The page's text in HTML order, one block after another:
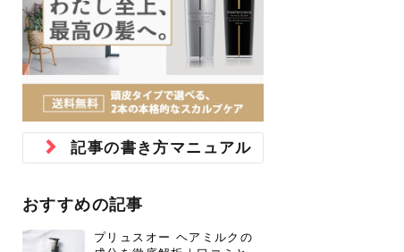
花粉で髪がパサパサするの
はなぜ？原因と落とし方・
防ぎ方を紹介
広がる、手触りが悪いと感じた経験は
肌に合う髪色、どう見つけ
る？「イエベ」「ブルベ」
診断と...
らったのに、家に帰って鏡を見たら、
40代のパーマがダレる原因
とは？自宅でできる復活術
と長...
ールがダレてしまったと感じている方
前髪を薄くするための美容
院の頼み方とは？失敗しな
いため...
だと思っている人は、前髪を早く変え
ヘッドスパで頭皮をケアし
よう！ヘッドスパの効果と
おすすめの人
アもせずに放っておくとダメージが蓄
ストレスで髪の毛はどう変
わる？抜け毛・パサつきの
原因と...
や、抜け毛が増えたと悩んでいる方
は、スト...
40代の髪を悩みに最適！韓
国発「ダリーフ」でヘアセ
ット...
思っていないでしょうか？ダリーフの
「おしゃれ」と「身だしな
み」は違う。相手に信頼感
を与え...
識するのが「身だしなみ」です。特に
エステの勧誘が怖い人へ。
断ることは悪くない。自分
を守る...
験エステに行ってみたいけど、『押し
「今さら」なんて言わせな
い。40代のVIO・顔脱毛、
賢...
とが気になり始めたけど、「今から脱
オフィスネイルでも「キラ
キラ」はOK？派手に見えな
い上...
を見て、気分が上がるという心ときめ
ジュベルック スキンの効果
とは？毛穴・ニキビ跡への
変化...
ニキビ跡の凸凹をどうにかしたいと、
ゆい
本気の痩身と体質改善に。
アーユルヴェーダに基づく
「イン...
自己流のダイエットではなかなか落ち
さな
記事の書き方マニュアル
おすすめの記事
プリュスオー ヘアミルクの